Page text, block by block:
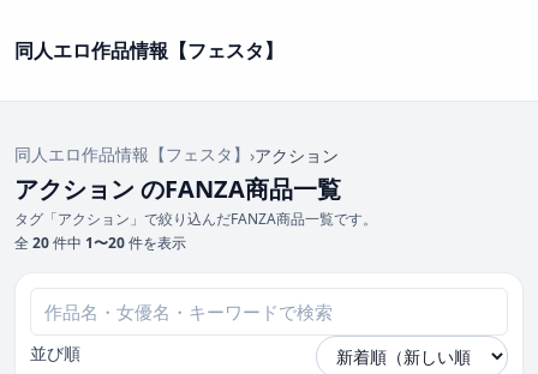
同人エロ作品情報【フェスタ】
同人エロ作品情報【フェスタ】 ›アクション
アクション のFANZA商品一覧
タグ「アクション」で絞り込んだFANZA商品一覧です。
全 20件中 1〜20件を表示
並び順